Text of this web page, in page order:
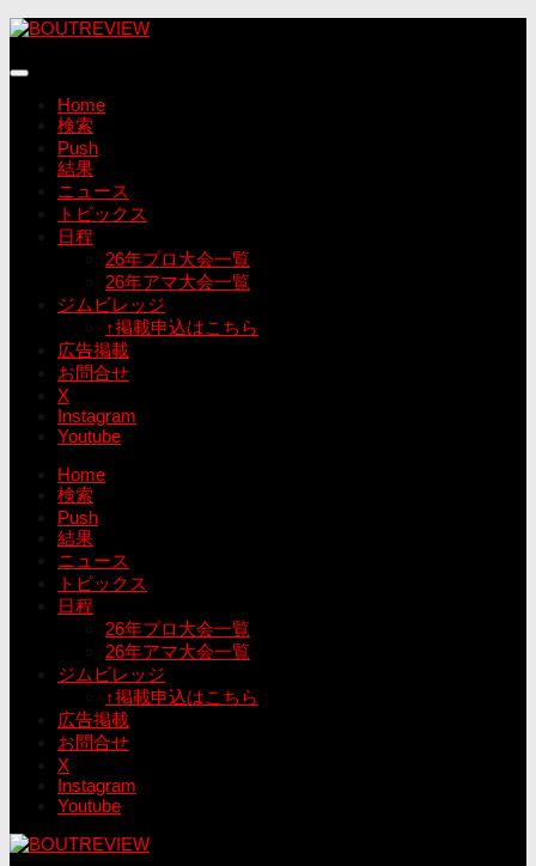
コ
テ
Home
検索
Push
結果
ニュース
トピックス
日程
26年プロ大会一覧
26年アマ大会一覧
ジムビレッジ
↑掲載申込はこちら
広告掲載
お問合せ
X
Instagram
Youtube
Home
検索
Push
結果
ニュース
トピックス
日程
26年プロ大会一覧
26年アマ大会一覧
ジムビレッジ
↑掲載申込はこちら
広告掲載
お問合せ
X
Instagram
Youtube